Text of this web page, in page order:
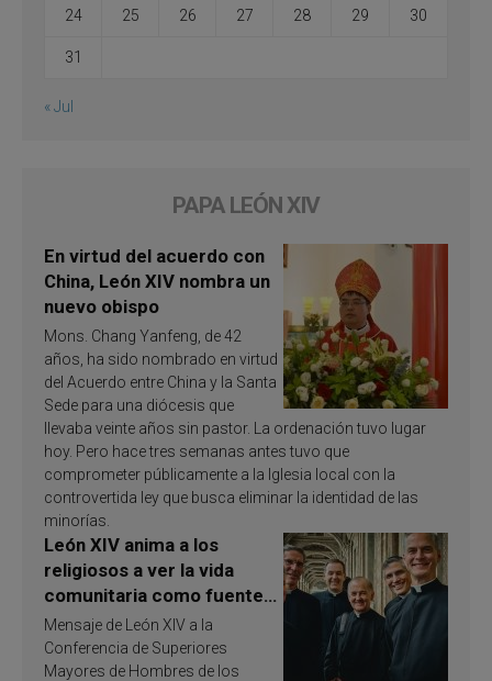
24 25 26 27 28 29 30
31
« Jul
PAPA LEÓN XIV
En virtud del acuerdo con
China, León XIV nombra un
nuevo obispo
Mons. Chang Yanfeng, de 42
años, ha sido nombrado en virtud
del Acuerdo entre China y la Santa
Sede para una diócesis que
llevaba veinte años sin pastor. La ordenación tuvo lugar
hoy. Pero hace tres semanas antes tuvo que
comprometer públicamente a la Iglesia local con la
controvertida ley que busca eliminar la identidad de las
minorías.
León XIV anima a los
religiosos a ver la vida
comunitaria como fuente
de inspiración y
santificación
Mensaje de León XIV a la
Conferencia de Superiores
Mayores de Hombres de los